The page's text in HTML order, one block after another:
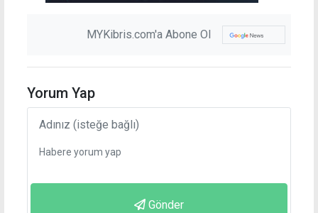
MYKibris.com'a Abone Ol
Yorum Yap
Gönder